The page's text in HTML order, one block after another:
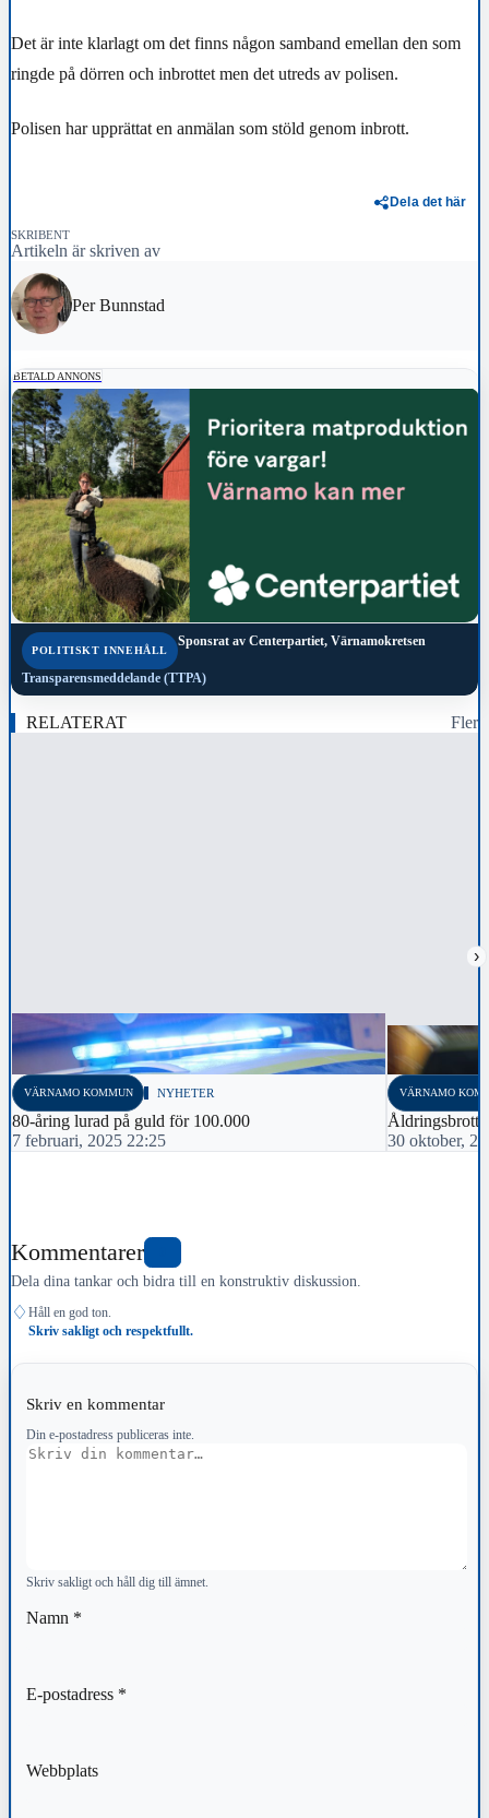
Det är inte klarlagt om det finns någon samband emellan den som
ringde på dörren och inbrottet men det utreds av polisen.
Polisen har upprättat en anmälan som stöld genom inbrott.
Dela det här
SKRIBENT
Artikeln är skriven av
Per Bunnstad
BETALD ANNONS
POLITISKT INNEHÅLL
Sponsrat av Centerpartiet, Värnamokretsen
Transparensmeddelande (TTPA)
RELATERAT Fler
›
VÄRNAMO KOMMUN NYHETER
80-åring lurad på guld för 100.000
7 februari, 2025 22:25
VÄRNAMO
Åldringsbrott
30 oktober,
Kommentarer
Dela dina tankar och bidra till en konstruktiv diskussion.
♢ Håll en god ton.
Skriv sakligt och respektfullt.
Skriv en kommentar
Din e-postadress publiceras inte.
Kommentar
Skriv sakligt och håll dig till ämnet.
Namn *
E-postadress *
Webbplats